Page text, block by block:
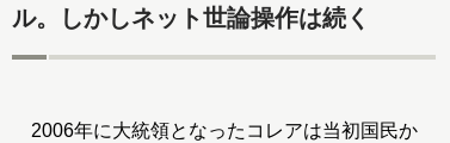
ル。しかしネット世論操作は続く
2006年に大統領となったコレアは当初国民か